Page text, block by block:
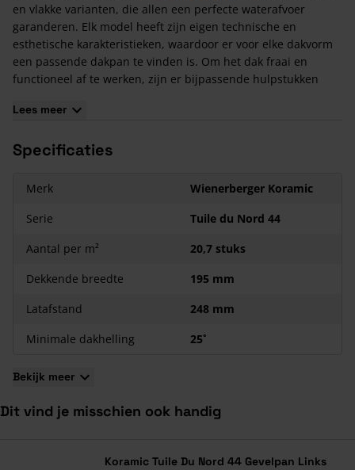
en vlakke varianten, die allen een perfecte waterafvoer
garanderen. Elk model heeft zijn eigen technische en
esthetische karakteristieken, waardoor er voor elke dakvorm
een passende dakpan te vinden is. Om het dak fraai en
functioneel af te werken, zijn er bijpassende hulpstukken
Wil je alles in één keer regelen voor jouw dak? Bekijk de
Kenmerken Koramic Tuile du Nord 44
Is een goedsluitende vlakke dakpan.
ronde wel.
Daken gedekt met Tuile du Nord dakpannen hebben een
tijdloze, evenwichtige en rustige uitstraling.
Koramic Tuile du Nord 44 is een serie met 11 verschillende
Lees meer
Specificaties
Merk
Wienerberger Koramic
Serie
Tuile du Nord 44
Aantal per m²
20,7 stuks
Dekkende breedte
195 mm
Latafstand
248 mm
Minimale dakhelling
25˚
Bekijk meer
Dit vind je misschien ook handig
Koramic Tuile Du Nord 44 Gevelpan Links